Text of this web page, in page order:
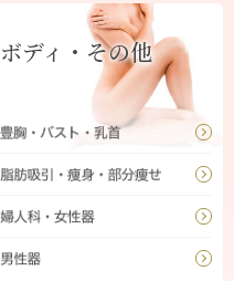
ボディ・その他